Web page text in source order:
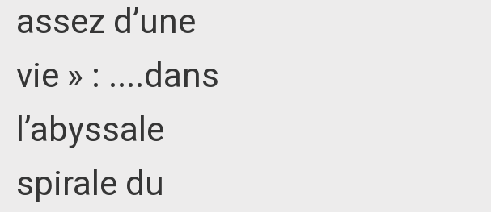
assez d’une
vie » : ....dans
l’abyssale
spirale du